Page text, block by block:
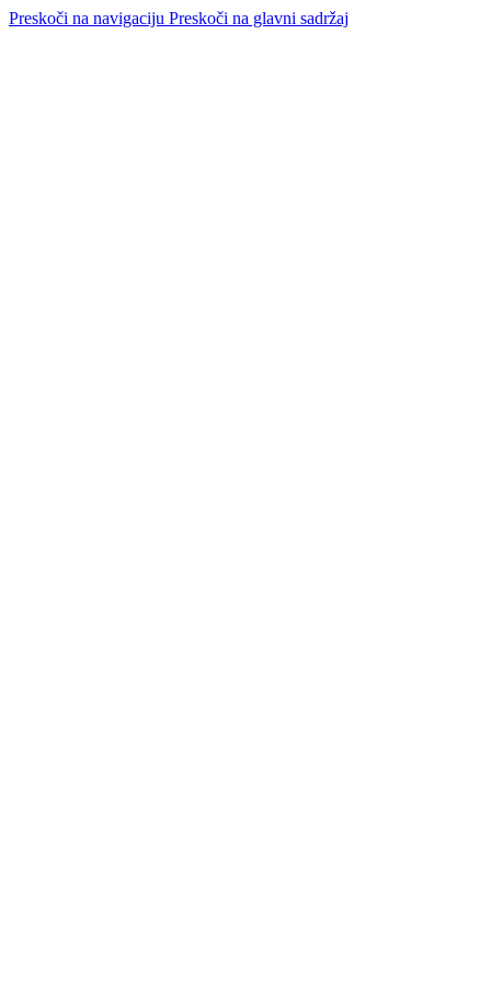
Preskoči na navigaciju Preskoči na glavni sadržaj